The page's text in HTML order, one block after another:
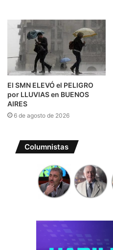
El SMN ELEVÓ el PELIGRO
por LLUVIAS en BUENOS
AIRES
6 de agosto de 2026
Columnistas